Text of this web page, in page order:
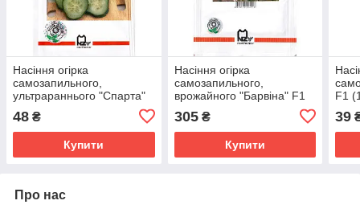
Насіння огірка
самозапильного,
ультрараннього "Спарта"
Nunhems, Голландія
48 ₴
Купити
Насіння огірка
самозапильного,
врожайного "Барвіна" F1
Nunhems, Голландія
305₴
Купити
F1
39
Про нас